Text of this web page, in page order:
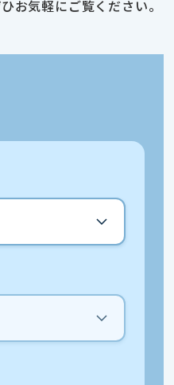
お気軽にご覧ください。